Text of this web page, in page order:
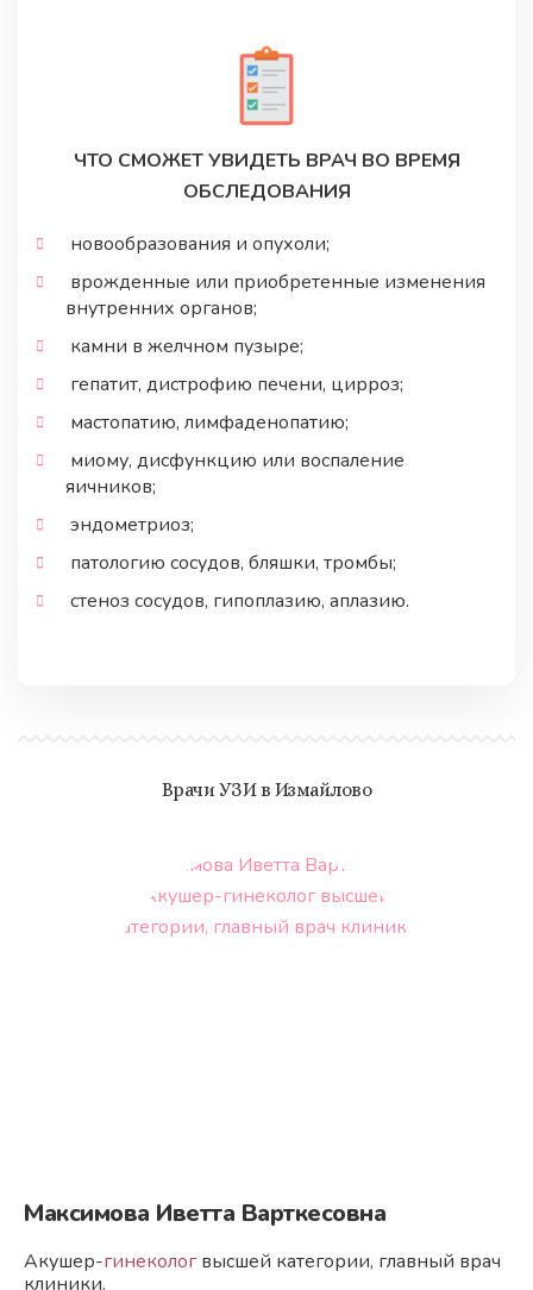
ЧТО СМОЖЕТ УВИДЕТЬ ВРАЧ ВО ВРЕМЯ
ОБСЛЕДОВАНИЯ
новообразования и опухоли;
врожденные или приобретенные изменения
внутренних органов;
камни в желчном пузыре;
гепатит, дистрофию печени, цирроз;
мастопатию, лимфаденопатию;
миому, дисфункцию или воспаление
яичников;
эндометриоз;
патологию сосудов, бляшки, тромбы;
стеноз сосудов, гипоплазию, аплазию.
Врачи УЗИ в Измайлово
Максимова Иветта Варткесовна
Акушер-гинекологвысшей категории, главный врач
клиники.